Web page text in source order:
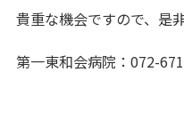
貴重な機会ですので、是
第一東和会病院：072-